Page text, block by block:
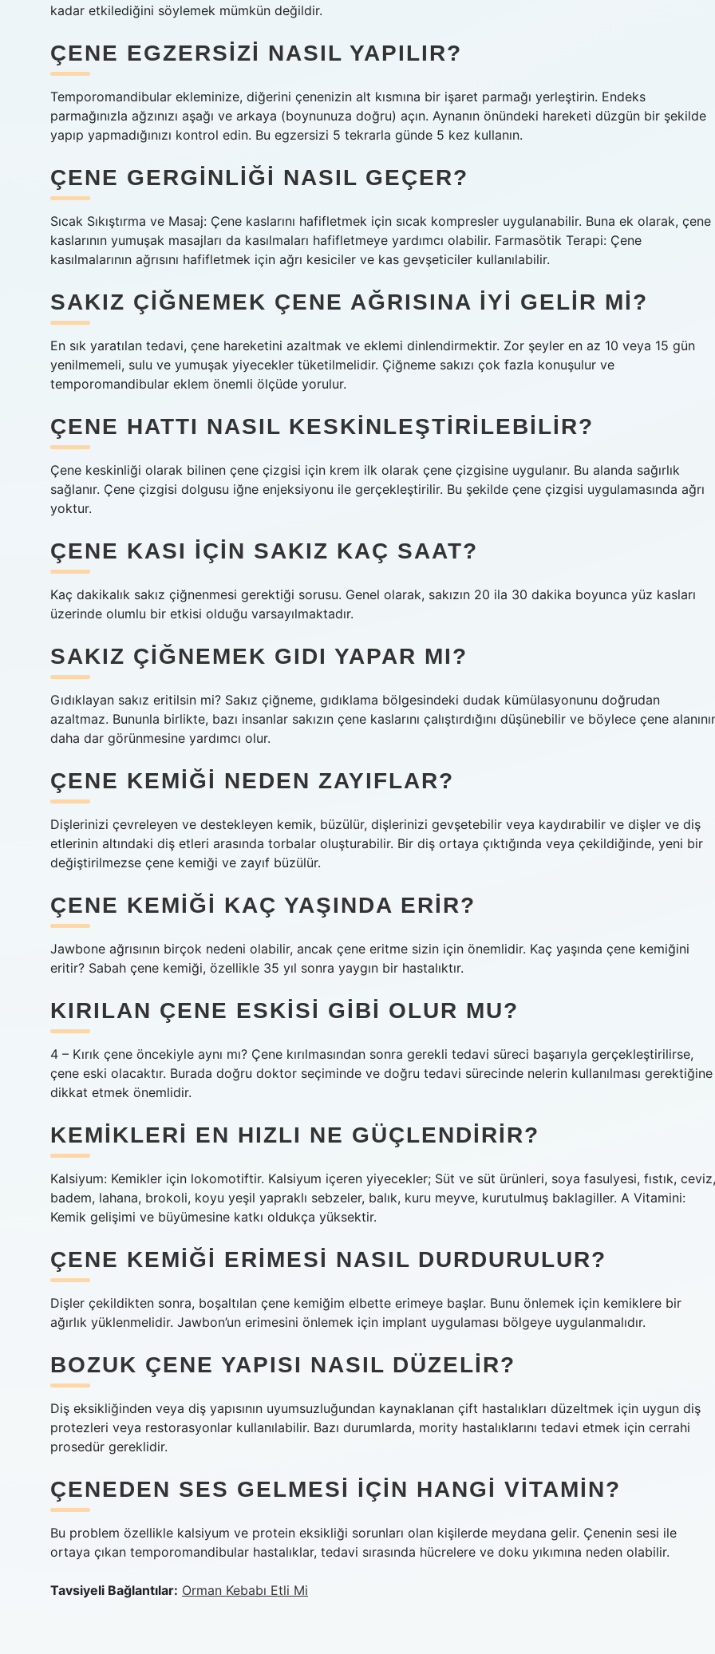
kadar etkilediğini söylemek mümkün değildir.
ÇENE EGZERSIZI NASIL YAPILIR?
Temporomandibular ekleminize, diğerini çenenizin alt kısmına bir işaret parmağı yerleştirin. Endeks
parmağınızla ağzınızı aşağı ve arkaya (boynunuza doğru) açın. Aynanın önündeki hareketi düzgün bir şekilde
yapıp yapmadığınızı kontrol edin. Bu egzersizi 5 tekrarla günde 5 kez kullanın.
ÇENE GERGINLIĞI NASIL GEÇER?
Sıcak Sıkıştırma ve Masaj: Çene kaslarını hafifletmek için sıcak kompresler uygulanabilir. Buna ek olarak, çene
kaslarının yumuşak masajları da kasılmaları hafifletmeye yardımcı olabilir. Farmasötik Terapi: Çene
kasılmalarının ağrısını hafifletmek için ağrı kesiciler ve kas gevşeticiler kullanılabilir.
SAKIZ ÇIĞNEMEK ÇENE AĞRISINA IYI GELIR MI?
En sık yaratılan tedavi, çene hareketini azaltmak ve eklemi dinlendirmektir. Zor şeyler en az 10 veya 15 gün
yenilmemeli, sulu ve yumuşak yiyecekler tüketilmelidir. Çiğneme sakızı çok fazla konuşulur ve
temporomandibular eklem önemli ölçüde yorulur.
ÇENE HATTI NASIL KESKINLEŞTIRILEBILIR?
Çene keskinliği olarak bilinen çene çizgisi için krem ​​ilk olarak çene çizgisine uygulanır. Bu alanda sağırlık
sağlanır. Çene çizgisi dolgusu iğne enjeksiyonu ile gerçekleştirilir. Bu şekilde çene çizgisi uygulamasında ağrı
yoktur.
ÇENE KASI IÇIN SAKIZ KAÇ SAAT?
Kaç dakikalık sakız çiğnenmesi gerektiği sorusu. Genel olarak, sakızın 20 ila 30 dakika boyunca yüz kasları
üzerinde olumlu bir etkisi olduğu varsayılmaktadır.
SAKIZ ÇIĞNEMEK GIDI YAPAR MI?
Gıdıklayan sakız eritilsin mi? Sakız çiğneme, gıdıklama bölgesindeki dudak kümülasyonunu doğrudan
azaltmaz. Bununla birlikte, bazı insanlar sakızın çene kaslarını çalıştırdığını düşünebilir ve böylece çene
daha dar görünmesine yardımcı olur.
ÇENE KEMIĞI NEDEN ZAYIFLAR?
Dişlerinizi çevreleyen ve destekleyen kemik, büzülür, dişlerinizi gevşetebilir veya kaydırabilir ve dişler ve diş
etlerinin altındaki diş etleri arasında torbalar oluşturabilir. Bir diş ortaya çıktığında veya çekildiğinde, yeni bir
değiştirilmezse çene kemiği ve zayıf büzülür.
ÇENE KEMIĞI KAÇ YAŞINDA ERIR?
Jawbone ağrısının birçok nedeni olabilir, ancak çene eritme sizin için önemlidir. Kaç yaşında çene kemiğini
eritir? Sabah çene kemiği, özellikle 35 yıl sonra yaygın bir hastalıktır.
KIRILAN ÇENE ESKISI GIBI OLUR MU?
4 – Kırık çene öncekiyle aynı mı? Çene kırılmasından sonra gerekli tedavi süreci başarıyla gerçekleştirilirse,
çene eski olacaktır. Burada doğru doktor seçiminde ve doğru tedavi sürecinde nelerin kullanılması gerektiğine
dikkat etmek önemlidir.
KEMIKLERI EN HIZLI NE GÜÇLENDIRIR?
Kalsiyum: Kemikler için lokomotiftir. Kalsiyum içeren yiyecekler; Süt ve süt ürünleri, soya fasulyesi, fıstık, ceviz,
badem, lahana, brokoli, koyu yeşil yapraklı sebzeler, balık, kuru meyve, kurutulmuş baklagiller. A Vitamini:
Kemik gelişimi ve büyümesine katkı oldukça yüksektir.
ÇENE KEMIĞI ERIMESI NASIL DURDURULUR?
Dişler çekildikten sonra, boşaltılan çene kemiğim elbette erimeye başlar. Bunu önlemek için kemiklere bir
ağırlık yüklenmelidir. Jawbon’un erimesini önlemek için implant uygulaması bölgeye uygulanmalıdır.
BOZUK ÇENE YAPISI NASIL DÜZELIR?
Diş eksikliğinden veya diş yapısının uyumsuzluğundan kaynaklanan çift hastalıkları düzeltmek için uygun diş
protezleri veya restorasyonlar kullanılabilir. Bazı durumlarda, mority hastalıklarını tedavi etmek için cerrahi
prosedür gereklidir.
ÇENEDEN SES GELMESI IÇIN HANGI VITAMIN?
Bu problem özellikle kalsiyum ve protein eksikliği sorunları olan kişilerde meydana gelir. Çenenin sesi ile
ortaya çıkan temporomandibular hastalıklar, tedavi sırasında hücrelere ve doku yıkımına neden olabilir.
Tavsiyeli Bağlantılar: Orman Kebabı Etli Mi